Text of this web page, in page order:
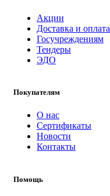
Акции
Доставка и оплата
Госучреждениям
Тендеры
ЭДО
Покупателям
О нас
Сертификаты
Новости
Контакты
Помощь